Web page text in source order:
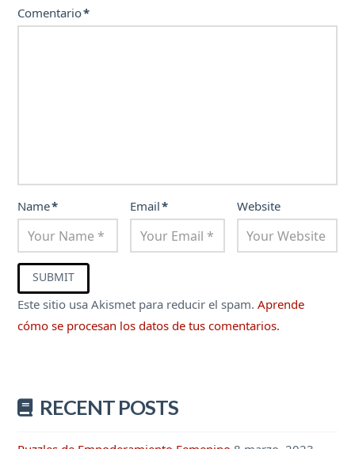
Comentario*
Name* Email* Website
Este sitio usa Akismet para reducir el spam.Aprende
cómo se procesan los datos de tus comentarios.
RECENT POSTS